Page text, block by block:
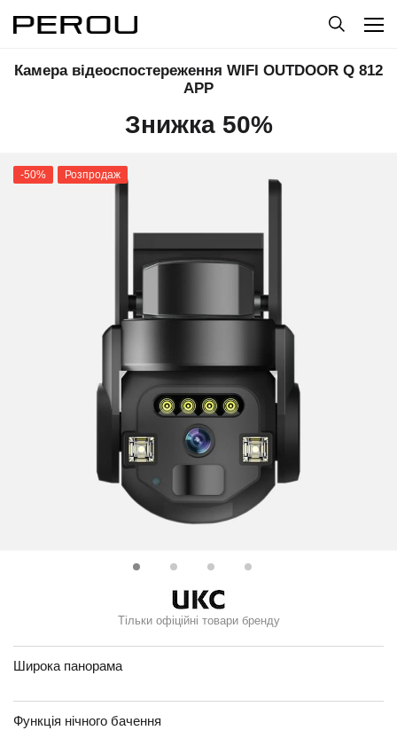
Камера відеоспостереження WIFI OUTDOOR Q 812
APP
Знижка 50%
-50% Розпродаж
Тільки офіційні товари бренду
Широка панорама
Функція нічного бачення